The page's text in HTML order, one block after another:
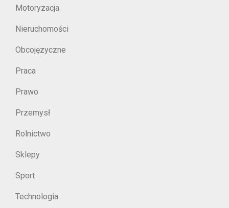
Motoryzacja
Nieruchomości
Obcojęzyczne
Praca
Prawo
Przemysł
Rolnictwo
Sklepy
Sport
Technologia